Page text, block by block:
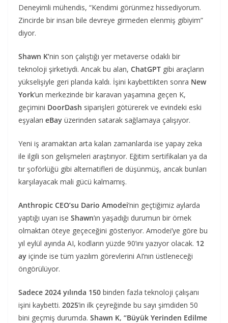
Deneyimli mühendis, “Kendimi görünmez hissediyorum.
Zincirde bir insan bile devreye girmeden elenmiş gibiyim”
diyor.
Shawn K’nin son çalıştığı yer metaverse odaklı bir
teknoloji şirketiydi. Ancak bu alan, ChatGPT gibi araçların
yükselişiyle geri planda kaldı. İşini kaybettikten sonra New
York’un merkezinde bir karavan yaşamına geçen K,
geçimini DoorDash siparişleri götürerek ve evindeki eski
eşyaları eBay üzerinden satarak sağlamaya çalışıyor.
Yeni iş aramaktan arta kalan zamanlarda ise yapay zeka
ile ilgili son gelişmeleri araştırıyor. Eğitim sertifikaları ya da
tır şoförlüğü gibi alternatifleri de düşünmüş, ancak bunları
karşılayacak mali gücü kalmamış.
Anthropic CEO’su Dario Amodei’nin geçtiğimiz aylarda
yaptığı uyarı ise Shawn’ın yaşadığı durumun bir örnek
olmaktan öteye geçeceğini gösteriyor. Amodei’ye göre bu
yıl eylül ayında AI, kodların yüzde 90’ını yazıyor olacak. 12
ay içinde ise tüm yazılım görevlerini AI’nın üstleneceği
öngörülüyor.
Sadece 2024 yılında 150 binden fazla teknoloji çalışanı
işini kaybetti. 2025’in ilk çeyreğinde bu sayı şimdiden 50
bini geçmiş durumda. Shawn K, “Büyük Yerinden Edilme